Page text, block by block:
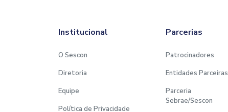
Institucional
O Sescon
Diretoria
Equipe
Política de Privacidade
Parcerias
Patrocinadores
Entidades Parceiras
Parceria
Sebrae/Sescon